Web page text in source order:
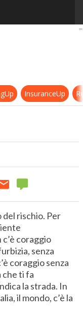
InsuranceUp
del rischio. Per
coraggio
senza
coraggio senza
che ti fa
la strada. In
il mondo, c’è la